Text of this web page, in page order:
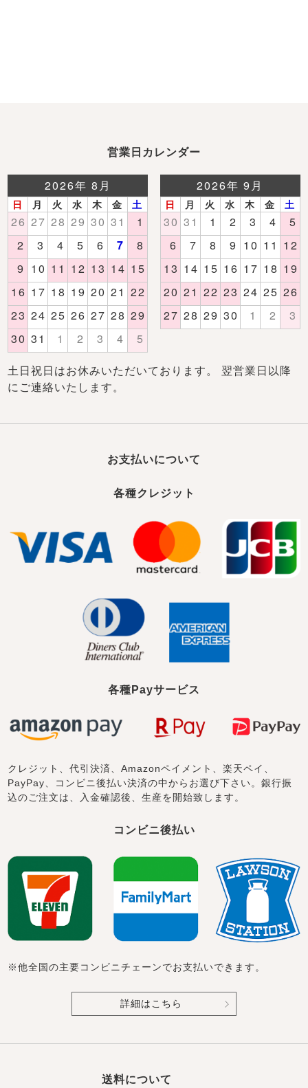
営業日カレンダー
土日祝日はお休みいただいております。 翌営業日以降
にご連絡いたします。
お支払いについて
各種クレジット
各種Payサービス
クレジット、代引決済、Amazonペイメント、楽天ペイ、
PayPay、コンビニ後払い決済の中からお選び下さい。銀行振
込のご注文は、入金確認後、生産を開始致します。
コンビニ後払い
※他全国の主要コンビニチェーンでお支払いできます。
詳細はこちら
送料について